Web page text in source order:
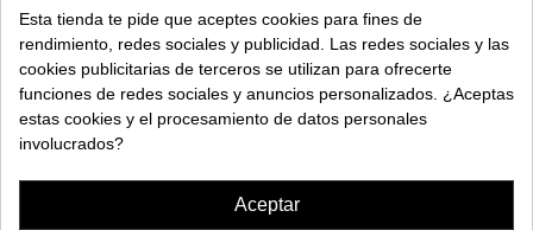
EXPLORAR
EMPRESA
Esta tienda te pide que aceptes cookies para fines de
rendimiento, redes sociales y publicidad. Las redes sociales y las
cookies publicitarias de terceros se utilizan para ofrecerte
funciones de redes sociales y anuncios personalizados. ¿Aceptas
estas cookies y el procesamiento de datos personales
involucrados?
Aceptar